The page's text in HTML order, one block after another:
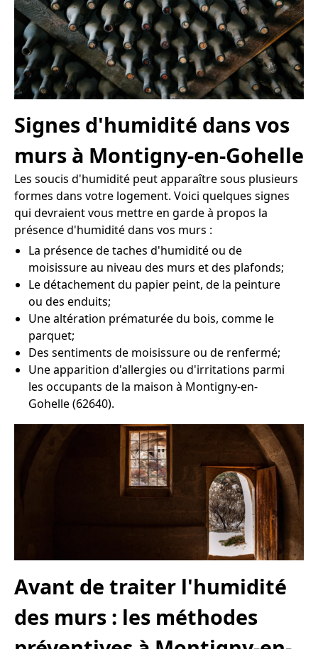
Signes d'humidité dans vos
murs à Montigny-en-Gohelle
Les soucis d'humidité peut apparaître sous plusieurs
formes dans votre logement. Voici quelques signes
qui devraient vous mettre en garde à propos la
présence d'humidité dans vos murs :
La présence de taches d'humidité ou de
moisissure au niveau des murs et des plafonds;
Le détachement du papier peint, de la peinture
ou des enduits;
Une altération prématurée du bois, comme le
parquet;
Des sentiments de moisissure ou de renfermé;
Une apparition d'allergies ou d'irritations parmi
les occupants de la maison à Montigny-en-
Gohelle (62640).
Avant de traiter l'humidité
des murs : les méthodes